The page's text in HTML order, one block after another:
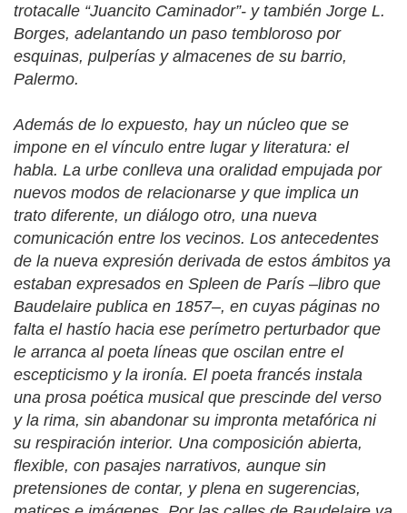
trotacalle “Juancito Caminador”- y también Jorge L.
Borges, adelantando un paso tembloroso por
esquinas, pulperías y almacenes de su barrio,
Palermo.
Además de lo expuesto, hay un núcleo que se
impone en el vínculo entre lugar y literatura: el
habla. La urbe conlleva una oralidad empujada por
nuevos modos de relacionarse y que implica un
trato diferente, un diálogo otro, una nueva
comunicación entre los vecinos. Los antecedentes
de la nueva expresión derivada de estos ámbitos ya
estaban expresados en Spleen de París –libro que
Baudelaire publica en 1857–, en cuyas páginas no
falta el hastío hacia ese perímetro perturbador que
le arranca al poeta líneas que oscilan entre el
escepticismo y la ironía. El poeta francés instala
una prosa poética musical que prescinde del verso
y la rima, sin abandonar su impronta metafórica ni
su respiración interior. Una composición abierta,
flexible, con pasajes narrativos, aunque sin
pretensiones de contar, y plena en sugerencias,